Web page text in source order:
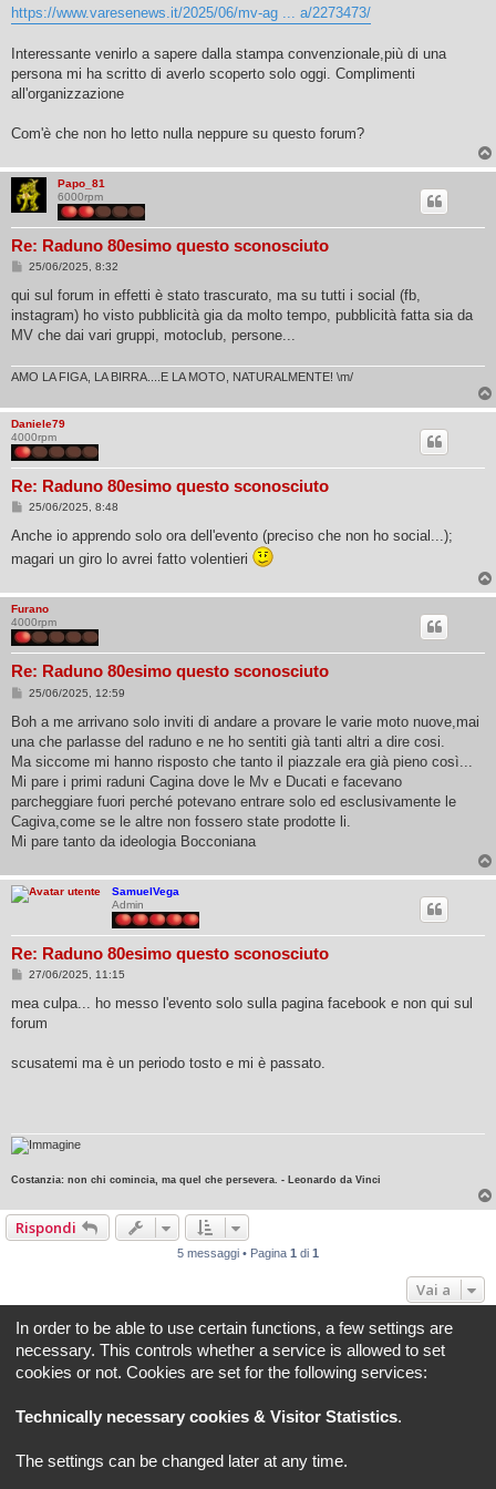
s
s
g
g
i
o
https://www.varesenews.it/2025/06/mv-ag ... a/2273473/
Interessante venirlo a sapere dalla stampa convenzionale,più di una
persona mi ha scritto di averlo scoperto solo oggi. Complimenti
all'organizzazione
Com'è che non ho letto nulla neppure su questo forum?
Papo_81
6000rpm
Re: Raduno 80esimo questo sconosciuto
M
s
a
g
o
25/06/2025, 8:32
qui sul forum in effetti è stato trascurato, ma su tutti i social (fb,
instagram) ho visto pubblicità gia da molto tempo, pubblicità fatta sia da
MV che dai vari gruppi, motoclub, persone...
AMO LA FIGA, LA BIRRA....E LA MOTO, NATURALMENTE! \m/
Daniele79
4000rpm
Re: Raduno 80esimo questo sconosciuto
M
s
a
i
o
25/06/2025, 8:48
Anche io apprendo solo ora dell'evento (preciso che non ho social...);
magari un giro lo avrei fatto volentieri
Furano
4000rpm
Re: Raduno 80esimo questo sconosciuto
M
s
a
g
i
o
25/06/2025, 12:59
Boh a me arrivano solo inviti di andare a provare le varie moto nuove,mai
una che parlasse del raduno e ne ho sentiti già tanti altri a dire cosi.
Ma siccome mi hanno risposto che tanto il piazzale era già pieno così...
Mi pare i primi raduni Cagina dove le Mv e Ducati e facevano
parcheggiare fuori perché potevano entrare solo ed esclusivamente le
Cagiva,come se le altre non fossero state prodotte li.
Mi pare tanto da ideologia Bocconiana
SamuelVega
Admin
Re: Raduno 80esimo questo sconosciuto
M
s
a
i
27/06/2025, 11:15
mea culpa... ho messo l'evento solo sulla pagina facebook e non qui sul
forum
scusatemi ma è un periodo tosto e mi è passato.
Costanzia: non chi comincia, ma quel che persevera. - Leonardo da Vinci
Rispondi
5 messaggi • Pagina 1 di 1
Vai a
Tutti gli orari sono UTC+02:00
REVLIMITER.IT e i suoi contenuti sono di proprietà di REVLIMITER S.r.L.
derivati sono di esclusiva titolarità di MV AGUSTA MOTOR SPA
Creato daphpBB® Forum Software © phpBB Limited
In order to be able to use certain functions, a few settings are
necessary. This controls whether a service is allowed to set
cookies or not. Cookies are set for the following services:
Technically necessary cookies & Visitor Statistics.
The settings can be changed later at any time.